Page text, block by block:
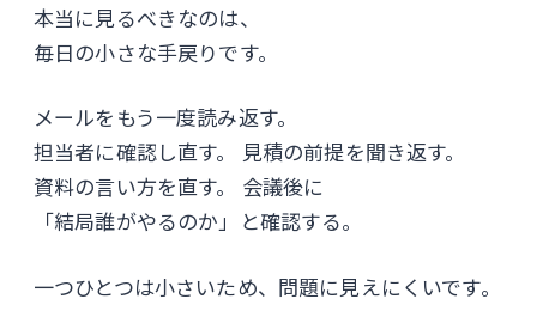
本当に見るべきなのは、
毎日の小さな手戻りです。
メールをもう一度読み返す。
担当者に確認し直す。 見積の前提を聞き返す。
資料の言い方を直す。 会議後に
「結局誰がやるのか」と確認する。
一つひとつは小さいため、問題に見えにくいです。